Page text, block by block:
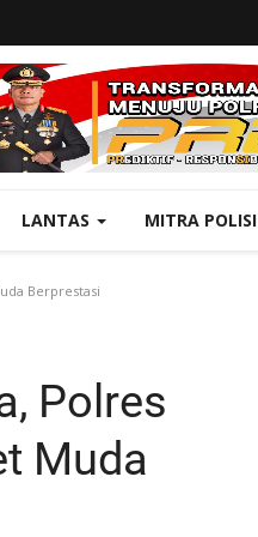
LANTAS MITRA POLISI
Berprestasi
Polres
Muda